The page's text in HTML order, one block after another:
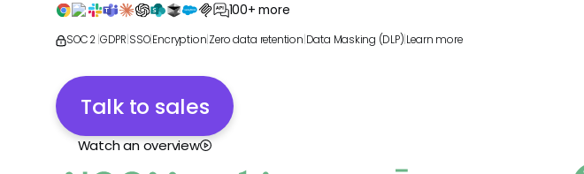
100+ more
SOC 2 GDPR SSO|Encryption Zero data retention Data Masking (DLP) Learn more
Talk to sales
Watch an overview